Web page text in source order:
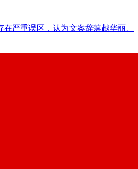
严重误区，认为文案辞藻越华丽、